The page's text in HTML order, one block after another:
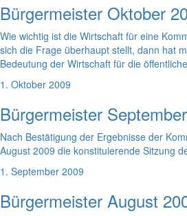
Bürgermeister Oktober
Wie wichtig ist die Wirtschaft für eine
sich die Frage überhaupt stellt, dann hat
Bedeutung der Wirtschaft für die
1. Oktober 2009
Bürgermeister
Nach Bestätigung der Ergebnisse der
August 2009 die konstituierende Sitzung
1. September 2009
Bürgermeister August